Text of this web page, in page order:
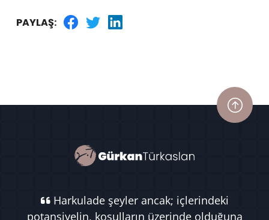
PAYLAŞ:
Harkulade şeyler ancak; içlerindeki
potansiyelin, koşulların üzerinde olduğuna